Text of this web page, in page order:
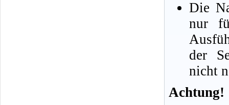
Die
nur
der
nicht
Achtung!